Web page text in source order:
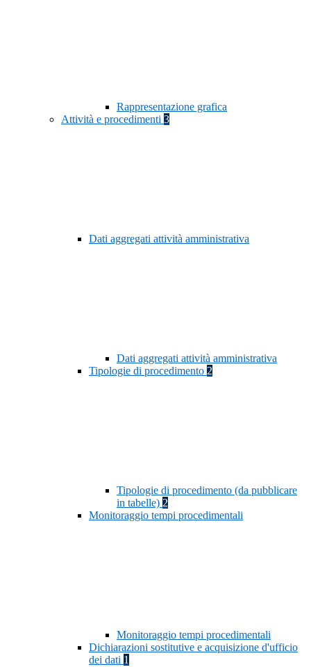
Rappresentazione grafica
Attività e procedimenti 3
Dati aggregati attività amministrativa
Dati aggregati attività amministrativa
Tipologie di procedimento 2
Tipologie di procedimento (da pubblicare
in tabelle) 2
Monitoraggio tempi procedimentali
Monitoraggio tempi procedimentali
Dichiarazioni sostitutive e acquisizione d'ufficio
dei dati 1